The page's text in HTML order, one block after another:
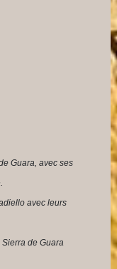
Guara, avec ses
avec leurs
de Guara